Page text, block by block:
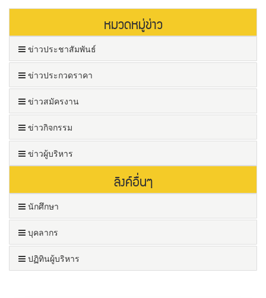
หมวดหมู่ข่าว
ข่าวประชาสัมพันธ์
ข่าวประกวดราคา
ข่าวสมัครงาน
ข่าวกิจกรรม
ข่าวผู้บริหาร
ลิงค์อื่นๆ
นักศึกษา
บุคลากร
ปฏิทินผู้บริหาร